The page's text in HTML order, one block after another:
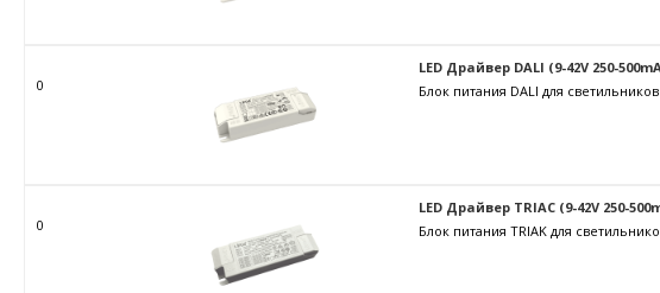
0
LED Драйвер DALI (9-42V 250-
Блок питания DALI для
0
LED Драйвер TRIAC (9-42V 250-
Блок питания TRIAK для